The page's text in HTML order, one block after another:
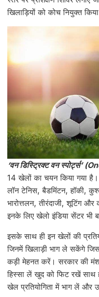
खिलाड़ियों को कोच नियुक्त किया
‘वन डिस्ट्रिक्ट वन
14 खेलों का चयन किया गया
लॉन टेनिस, बैडमिंटन, हॉकी,
भारोत्तलन, तीरंदाजी, शूटिंग
इनके लिए खेलो इंडिया सेंटर भी
इसके साथ ही इन खेलों की
जिनमें खिलाड़ी भाग ले सकेंगे
कड़ी मेहनत करें। सरकार की
हिस्सा लें खुद को फिट रखें
खेल प्रतियोगिता में भाग लें और